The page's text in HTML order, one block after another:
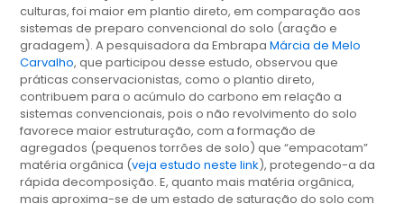
culturas, foi maior em plantio direto, em comparação aos
sistemas de preparo convencional do solo (aração e
gradagem). A pesquisadora da EmbrapaMárcia de Melo
Carvalho, que participou desse estudo, observou que
práticas conservacionistas, como o plantio direto,
contribuem para o acúmulo do carbono em relação a
sistemas convencionais, pois o não revolvimento do solo
favorece maior estruturação, com a formação de
agregados (pequenos torrões de solo) que “empacotam”
matéria orgânica (veja estudo neste link), protegendo-a da
rápida decomposição. E, quanto mais matéria orgânica,
mais aproxima-se de um estado de saturação do solo com